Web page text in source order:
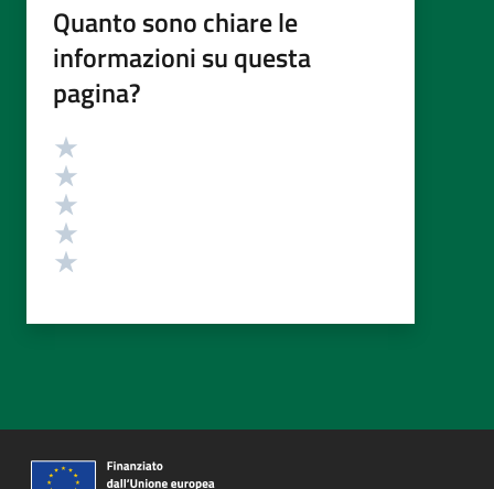
Quanto sono chiare le
informazioni su questa
pagina?
Valutazione